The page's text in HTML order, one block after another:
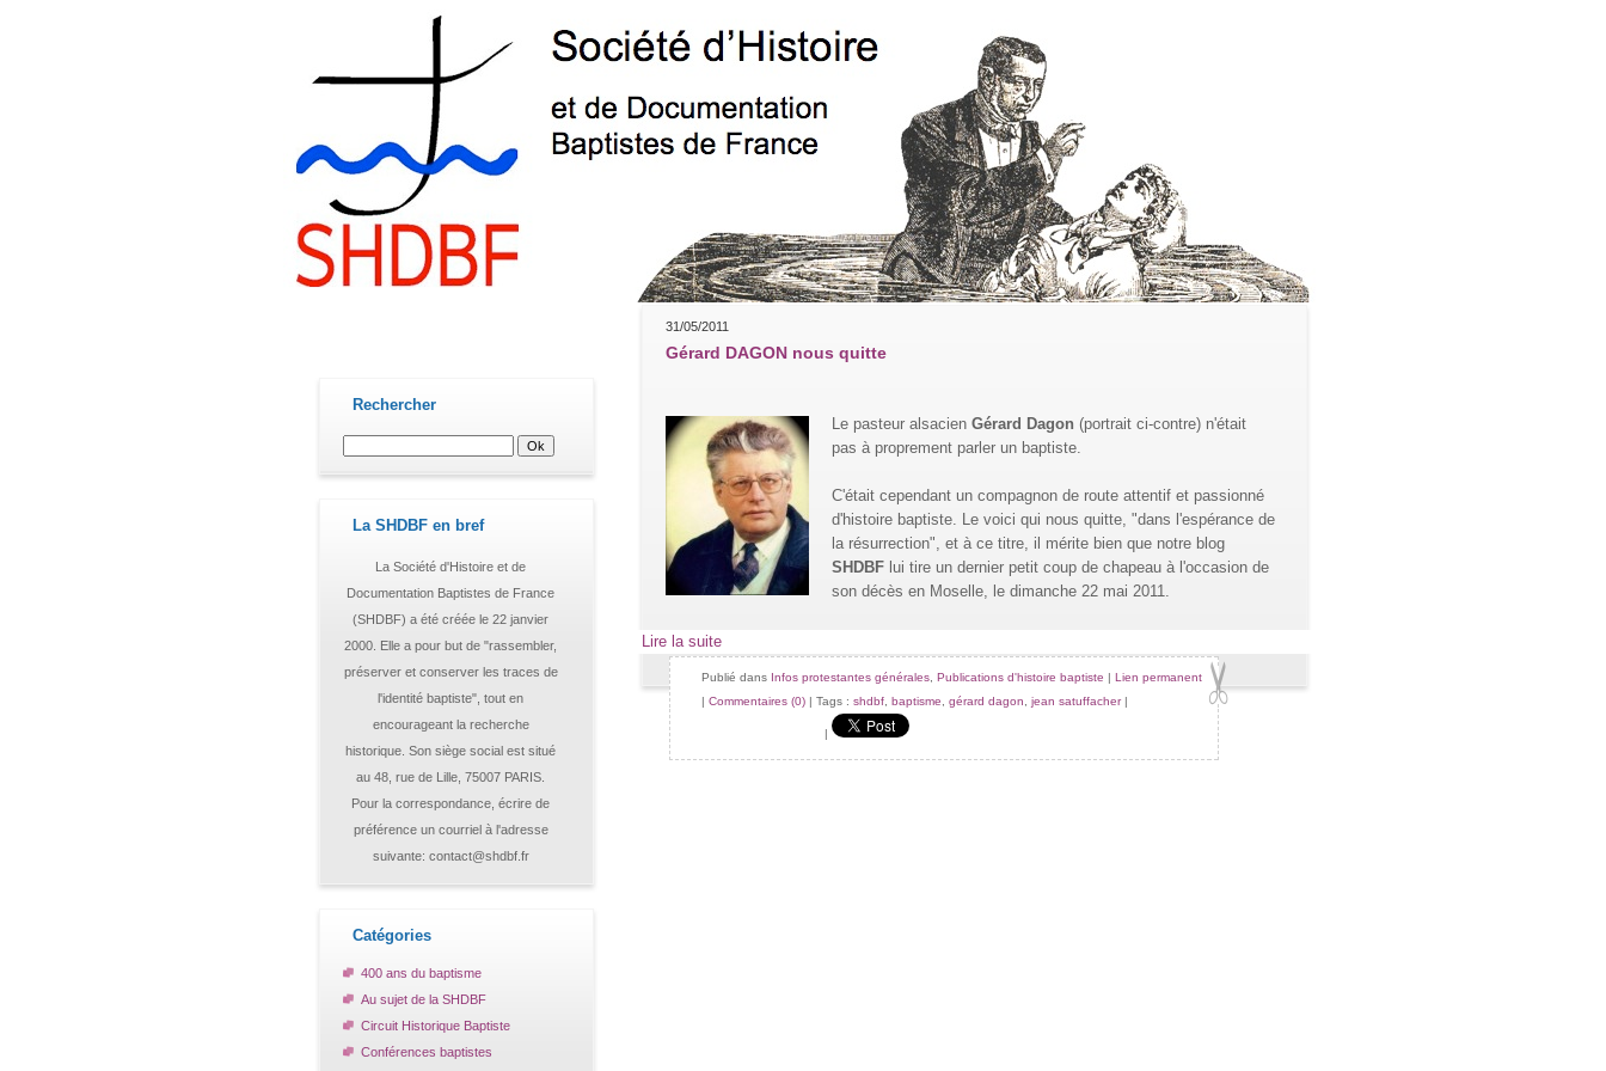
Rechercher
La SHDBF en bref
La Société d'Histoire et de
Documentation Baptistes de France
(SHDBF) a été créée le 22 janvier
2000. Elle a pour but de "rassembler,
préserver et conserver les traces de
l'identité baptiste", tout en
encourageant la recherche
historique. Son siège social est situé
au 48, rue de Lille, 75007 PARIS.
Pour la correspondance, écrire de
préférence un courriel à l'adresse
suivante: contact@shdbf.fr
Catégories
400 ans du baptisme
Au sujet de la SHDBF
Circuit Historique Baptiste
Conférences baptistes
31/05/2011
Gérard DAGON nous quitte
Le pasteur alsacien Gérard Dagon (portrait ci-contre) n'était
pas à proprement parler un baptiste.
C'était cependant un compagnon de route attentif et passionné
d'histoire baptiste. Le voici qui nous quitte, "dans l'espérance de
la résurrection", et à ce titre, il mérite bien que notre blog
SHDBFlui tire un dernier petit coup de chapeau à l'occasion de
son décès en Moselle, le dimanche 22 mai 2011.
Lire la suite
Publié dans Infos protestantes générales Publications d'histoire baptiste | Lien permanent
| Commentaires (0) | Tags : shdbf baptisme gérard dagon jean satuffacher|
|